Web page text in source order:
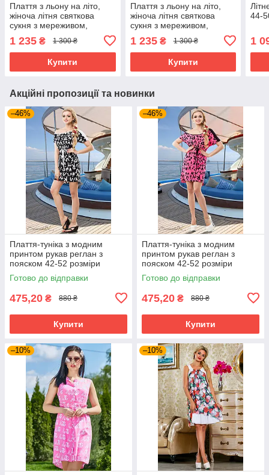
Плаття з льону на літо,
жіноча літня святкова
сукня з мереживом,
молочний 44-50 розміри
1 235 ₴ 1 300 ₴
Купити
Плаття з льону на літо,
жіноча літня святкова
сукня з мереживом,
сарафан на бретельках
чорний 44-50 розміри
1 235₴ 1 300 ₴
Купити
44-
1
Акційні пропозиції та новинки
–46%
Плаття-туніка з модним
принтом рукав реглан з
пояском 42-52 розміри
Готово до відправки
475,20 ₴ 880 ₴
Купити
–46%
Плаття-туніка з модним
принтом рукав реглан з
пояском 42-52 розміри
Готово до відправки
475,20 ₴ 880 ₴
Купити
–10% –10%